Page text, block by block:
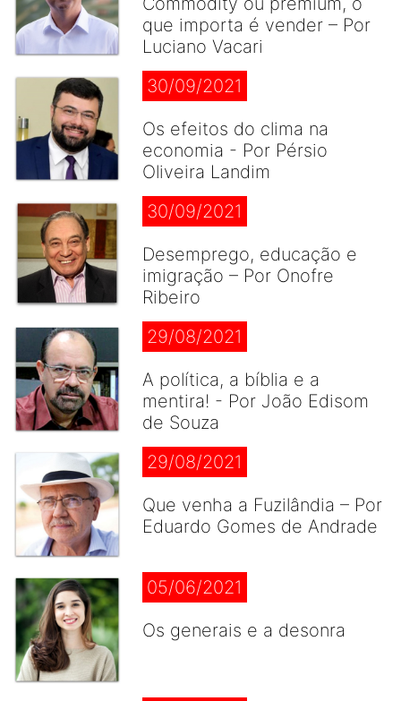
que importa é vender – Por
Luciano Vacari
30/09/2021
Os efeitos do clima na
economia - Por Pérsio
Oliveira Landim
30/09/2021
Desemprego, educação e
imigração – Por Onofre
Ribeiro
29/08/2021
A política, a bíblia e a
mentira! - Por João Edisom
de Souza
29/08/2021
Que venha a Fuzilândia – Por
Eduardo Gomes de Andrade
05/06/2021
Os generais e a desonra